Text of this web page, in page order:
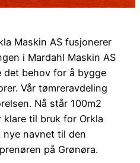
Maskin AS fusjonerer
i Mardahl Maskin AS
behov for å bygge
Vår tømreravdeling
Nå står 100m2
til bruk for Orkla
nye navnet til den
på Grønøra.